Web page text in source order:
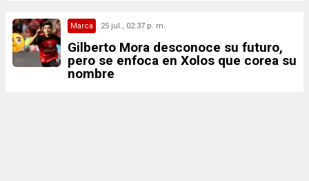
Marca 25 jul., 02:37 p. m.
Gilberto Mora desconoce su futuro,
pero se enfoca en Xolos que corea su
nombre